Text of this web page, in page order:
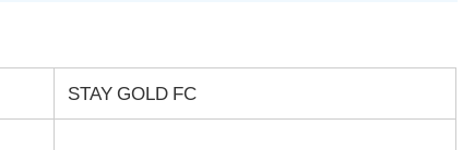
STAY GOLD FC